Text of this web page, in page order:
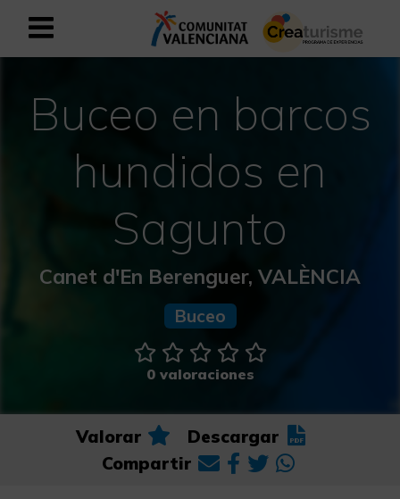
Español
Mediterráneo Activo-Deportivo
Mediterráneo Cultural
Mediterráneo Natural-Rural
Experiencias en otoño
Experiencias Semana Santa
Buceo en barcos
hundidos en
Sagunto
Canet d'En Berenguer, VALÈNCIA
Buceo
0 valoraciones
Valorar
Descargar
Compartir